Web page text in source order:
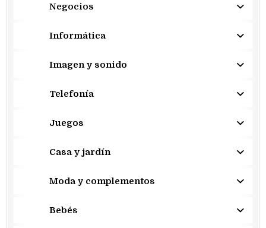
Negocios
Informática
Imagen y sonido
Telefonía
Juegos
Casa y jardín
Moda y complementos
Bebés